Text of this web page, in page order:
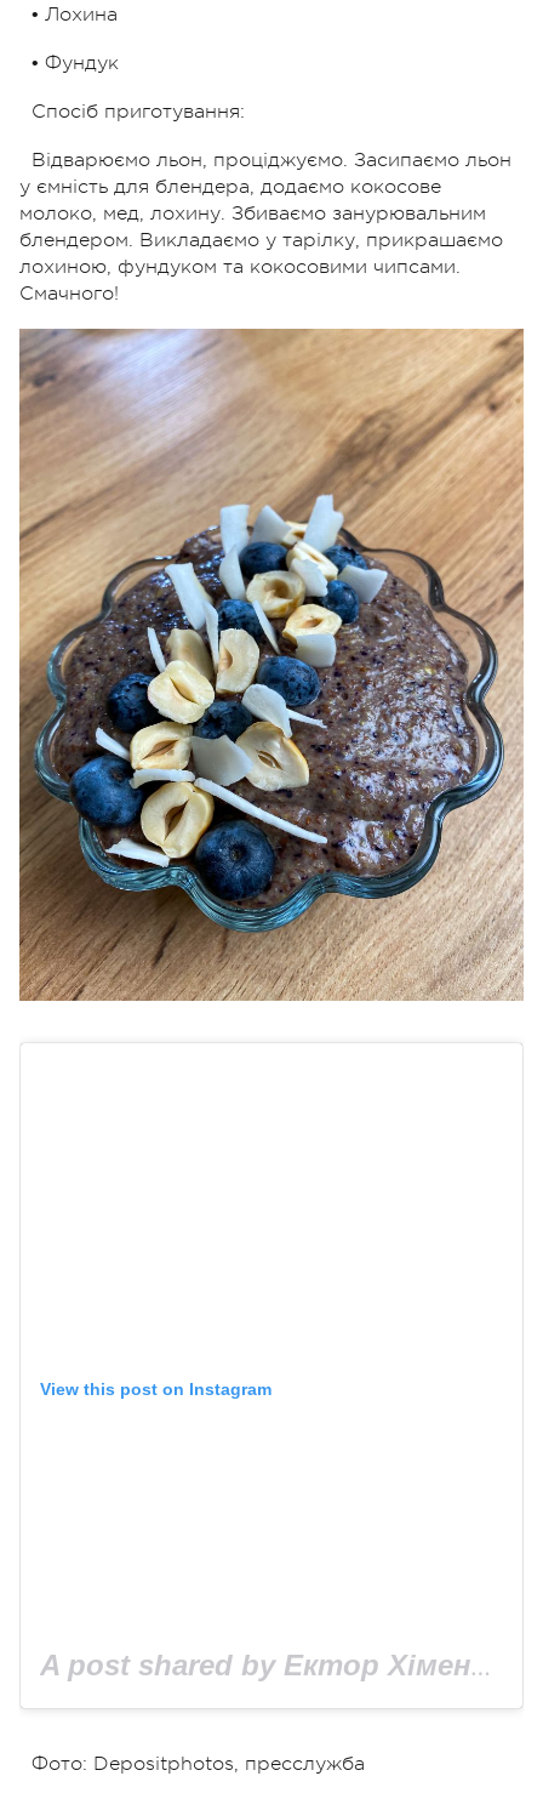
• Лохина
• Фундук
Спосіб приготування:
Відварюємо льон, проціджуємо. Засипаємо льон
у ємність для блендера, додаємо кокосове
молоко, мед, лохину. Збиваємо занурювальним
блендером. Викладаємо у тарілку, прикрашаємо
лохиною, фундуком та кокосовими чипсами.
Смачного!
View this post on Instagram
A post shared by Ектор Хіменес-Браво (@hectorjimenezbravo)
Фото: Depositphotos, пресслужба